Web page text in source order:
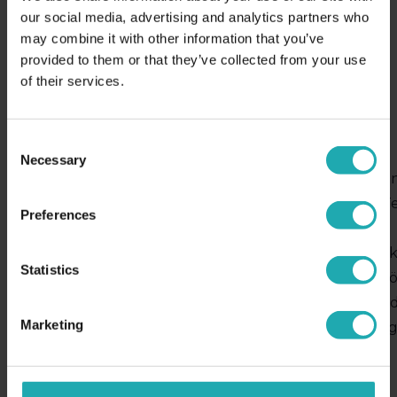
our social media, advertising and analytics partners who
may combine it with other information that you’ve
provided to them or that they’ve collected from your use
of their services.
Necessary
Preferences
Statistics
Marketing
e-postmarknadsföringsverktyg
Ungapped har omnämnts i listan ”Top Email
av marknadsplatsen för programvaror och system,
superglada över att få detta erkännande som ett e-
postmarknadsföringsverktyg designat för
marknadsförare”, säger Therese Tullgren, ansvarig
marknadsföringen på Ungapped. Tekpons
individer att fatta välgrundade programvarubeslut